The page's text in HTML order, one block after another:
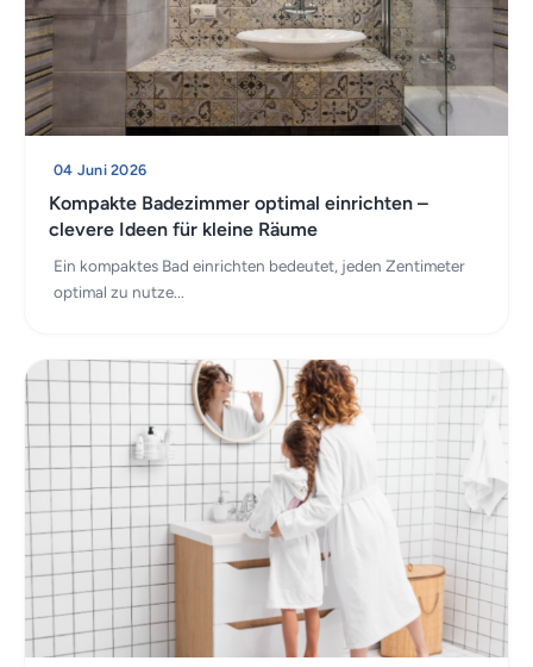
04 Juni 2026
Kompakte Badezimmer optimal einrichten –
clevere Ideen für kleine Räume
Ein kompaktes Bad einrichten bedeutet, jeden Zentimeter
optimal zu nutze...